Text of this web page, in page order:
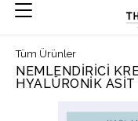
Tüm Ürünler
NEMLENDIRICI
HYALÜRONIK